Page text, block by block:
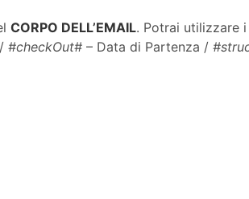
CORPO DELL’EMAIL. Potrai utilizzare
/#checkOut# – Data di Partenza /